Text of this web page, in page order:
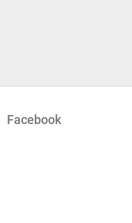
Facebook